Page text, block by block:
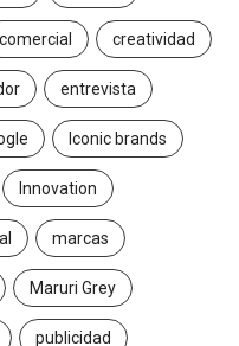
comercial creatividad
entrevista
Iconic brands
Innovation
marcas
Maruri Grey
publicidad